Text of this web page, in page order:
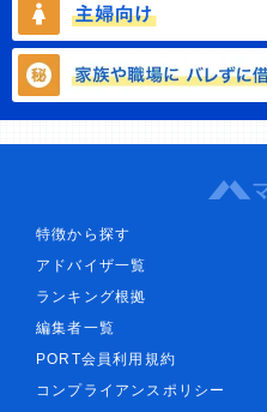
特徴から探す
アドバイザ一覧
ランキング根拠
編集者一覧
PORT会員利用規約
コンプライアンスポリシー